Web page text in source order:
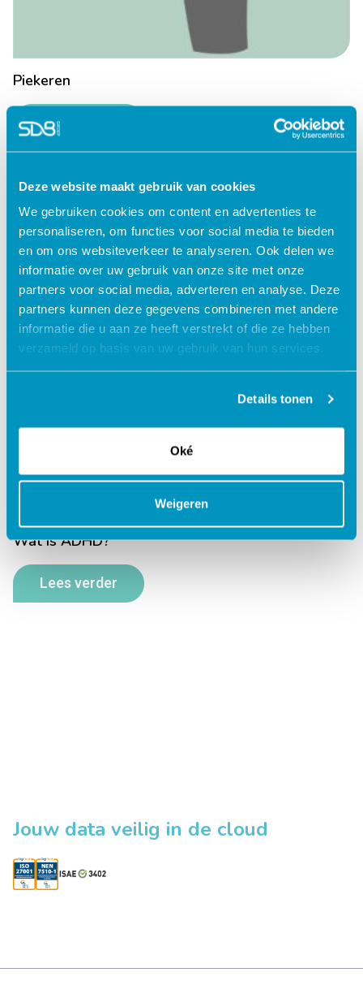
Deze website maakt gebruik van cookies
We gebruiken cookies om content en advertenties te
personaliseren, om functies voor social media te bieden
en om ons websiteverkeer te analyseren. Ook delen we
informatie over uw gebruik van onze site met onze
partners voor social media, adverteren en analyse. Deze
partners kunnen deze gegevens combineren met andere
informatie die u aan ze heeft verstrekt of die ze hebben
verzameld op basis van uw gebruik van hun services.
Details tonen
Oké
Weigeren
Piekeren
Lees verder
Wat is ADHD?
Lees verder
Jouw data veilig in de cloud